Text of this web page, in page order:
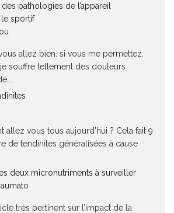
pathologies de l’appareil
sportif
allez bien. si vous me permettez.
souffre tellement des douleurs
allez vous tous aujourd'hui ? Cela fait 9
de tendinites généralisées à cause
deux micronutriments à surveiller
très pertinent sur l’impact de la